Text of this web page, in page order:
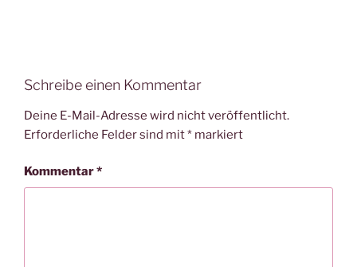
Schreibe einen Kommentar
Deine E-Mail-Adresse wird nicht veröffentlicht.
Erforderliche Felder sind mit* markiert
Kommentar*